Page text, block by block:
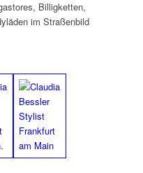
Billigketten,
im Straßenbild